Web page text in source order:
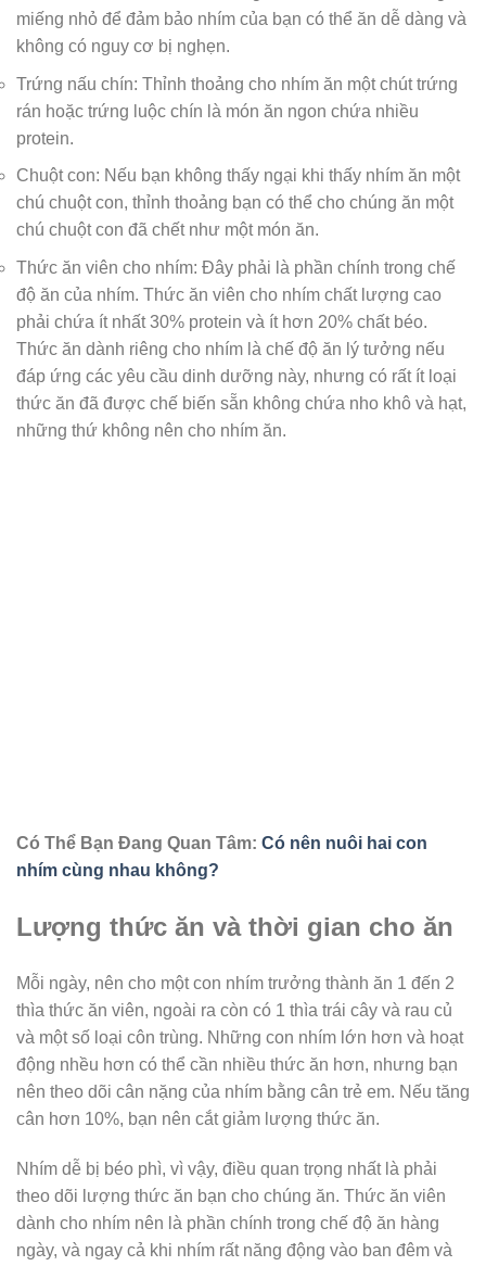
miếng nhỏ để đảm bảo nhím của bạn có thể ăn dễ dàng và
không có nguy cơ bị nghẹn.
Trứng nấu chín: Thỉnh thoảng cho nhím ăn một chút trứng
rán hoặc trứng luộc chín là món ăn ngon chứa nhiều
protein.
Chuột con: Nếu bạn không thấy ngại khi thấy nhím ăn một
chú chuột con, thỉnh thoảng bạn có thể cho chúng ăn một
chú chuột con đã chết như một món ăn.
Thức ăn viên cho nhím: Đây phải là phần chính trong chế
độ ăn của nhím. Thức ăn viên cho nhím chất lượng cao
phải chứa ít nhất 30% protein và ít hơn 20% chất béo.
Thức ăn dành riêng cho nhím là chế độ ăn lý tưởng nếu
đáp ứng các yêu cầu dinh dưỡng này, nhưng có rất ít loại
thức ăn đã được chế biến sẵn không chứa nho khô và hạt,
những thứ không nên cho nhím ăn.
Có Thể Bạn Đang Quan Tâm: Có nên nuôi hai con
nhím cùng nhau không?
Lượng thức ăn và thời gian cho ăn
Mỗi ngày, nên cho một con nhím trưởng thành ăn 1 đến 2
thìa thức ăn viên, ngoài ra còn có 1 thìa trái cây và rau củ
và một số loại côn trùng. Những con nhím lớn hơn và hoạt
động nhều hơn có thể cần nhiều thức ăn hơn, nhưng bạn
nên theo dõi cân nặng của nhím bằng cân trẻ em. Nếu tăng
cân hơn 10%, bạn nên cắt giảm lượng thức ăn.
Nhím dễ bị béo phì, vì vậy, điều quan trọng nhất là phải
theo dõi lượng thức ăn bạn cho chúng ăn. Thức ăn viên
dành cho nhím nên là phần chính trong chế độ ăn hàng
ngày, và ngay cả khi nhím rất năng động vào ban đêm và